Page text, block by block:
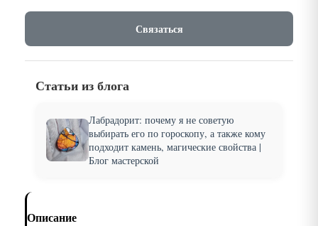
Связаться
Статьи из блога
Лабрадорит: почему я не советую
выбирать его по гороскопу, а также кому
подходит камень, магические свойства |
Блог мастерской
Описание